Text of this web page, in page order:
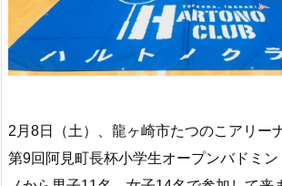
2月8日（土）、龍ヶ崎市たつのこアリー
第9回阿見町長杯小学生オープンバドミン